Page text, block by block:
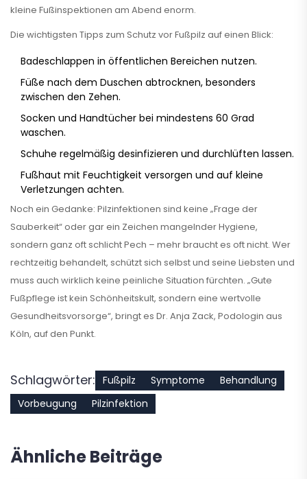
kleine Fußinspektionen am Abend enorm.
Die wichtigsten Tipps zum Schutz vor Fußpilz auf einen Blick:
Badeschlappen in öffentlichen Bereichen nutzen.
Füße nach dem Duschen abtrocknen, besonders
zwischen den Zehen.
Socken und Handtücher bei mindestens 60 Grad
waschen.
Schuhe regelmäßig desinfizieren und durchlüften lassen.
Fußhaut mit Feuchtigkeit versorgen und auf kleine
Verletzungen achten.
Noch ein Gedanke: Pilzinfektionen sind keine „Frage der
Sauberkeit“ oder gar ein Zeichen mangelnder Hygiene,
sondern ganz oft schlicht Pech – mehr braucht es oft nicht. Wer
rechtzeitig behandelt, schützt sich selbst und seine Liebsten und
muss auch wirklich keine peinliche Situation fürchten. „Gute
Fußpflege ist kein Schönheitskult, sondern eine wertvolle
Gesundheitsvorsorge“, bringt es Dr. Anja Zack, Podologin aus
Köln, auf den Punkt.
Schlagwörter: Fußpilz Symptome
Behandlung
Vorbeugung
Pilzinfektion
Ähnliche Beiträge